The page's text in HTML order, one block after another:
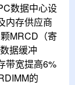
数据中心设
内存供应商
MRCD（寄
据缓冲
带宽提高6%
的